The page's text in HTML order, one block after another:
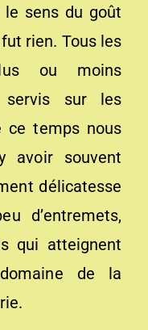
sens du goût
rien. Tous les
ou moins
servis sur les
ce temps nous
avoir souvent
délicatesse
d’entremets,
qui atteignent
de la